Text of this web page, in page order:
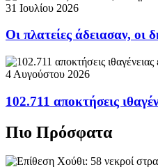
31 Ιουλίου 2026
Οι πλατείες άδειασαν, οι
4 Αυγούστου 2026
102.711 αποκτήσεις
Πιο Πρόσφατα